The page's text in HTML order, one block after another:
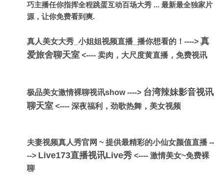
巧主播任你指挥全程跳蛋互动百场大秀 ... 最新最全独家片
源，让你免费看到爽.
真人美女大秀_小姐姐视频直播_播你想看的！----> 真
爱旅舍聊天室 <---- 卖肉，大尺度黄直播，免费视讯
极品美女激情裸聊视讯show ----> 台湾辣妹影音视讯
聊天室 <---- 深夜福利，劲歌热舞，美女视频
夫妻视频真人秀官网 ~ 提供最精彩的小仙女颜值直播 --
--> Live173直播视讯Live秀 <---- 激情美女~免费裸
聊